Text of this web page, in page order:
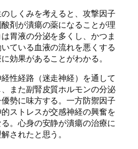
しくみを考えると、攻撃因子
剤が潰瘍の薬になることが理
胃液の分泌を多くし、かつま
ている血液の流れを悪くする
効果があることがわかる。
性経路（迷走神経）を通して
また副腎皮質ホルモンの分泌
勢に味方する。一方防禦因子
ストレスが交感神経の興奮を
。心身の安静が潰瘍の治療に
されたと思う。